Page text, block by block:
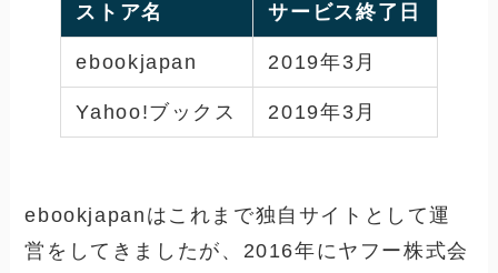
ストア名 サービス終了日
ebookjapan 2019年3月
Yahoo!ブックス 2019年3月
ebookjapanはこれまで独自サイトとして運
営をしてきましたが、2016年にヤフー株式会